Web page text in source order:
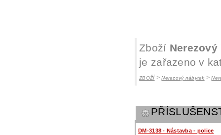
Zboží
je zařazeno v
ZBOŽÍ >Nerezový nábytek >
DM-3138 - Nástavba - police